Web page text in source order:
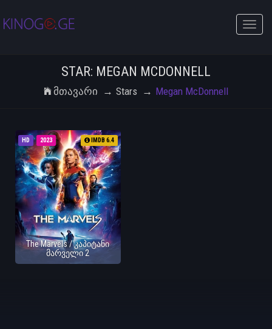
Toggle
STAR: MEGAN MCDONNELL
Მთავარი Stars Megan McDonnell
HD 2023 IMDB 6.4
The Marvels / კაპიტანი
მარველი 2